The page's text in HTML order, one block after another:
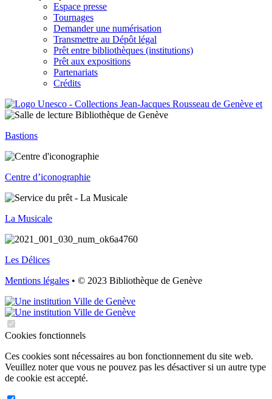
Espace presse
Tournages
Demander une numérisation
Transmettre au Dépôt légal
Prêt entre bibliothèques (institutions)
Prêt aux expositions
Partenariats
Crédits
Bastions
Centre d’iconographie
La Musicale
Les Délices
Mentions légales • © 2023 Bibliothèque de Genève
Cookies fonctionnels
Ces cookies sont nécessaires au bon fonctionnement du site web.
Veuillez noter que vous ne pouvez pas les désactiver si un autre type
de cookie est accepté.